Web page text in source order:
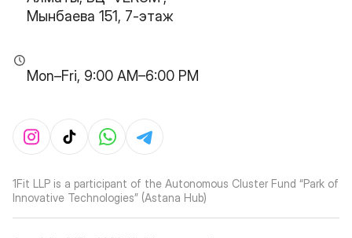
Мынбаева 151, 7-этаж
Mon–Fri, 9:00 AM–6:00 PM
1Fit LLP is a participant of the Autonomous Cluster Fund “Park of
Innovative Technologies” (Astana Hub)